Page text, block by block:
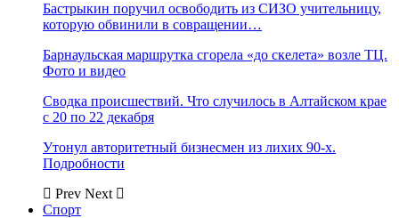
Бастрыкин поручил освободить из СИЗО учительницу,
которую обвинили в совращении…
Барнаульская маршрутка сгорела «до скелета» возле ТЦ.
Фото и видео
Сводка происшествий. Что случилось в Алтайском крае
с 20 по 22 декабря
Утонул авторитетный бизнесмен из лихих 90-х.
Подробности
Prev Next
Спорт